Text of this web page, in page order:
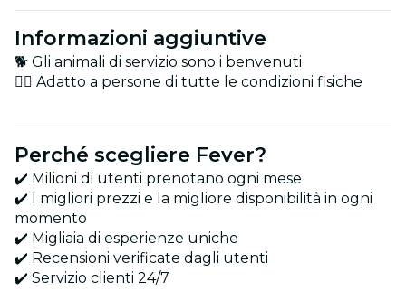
Informazioni aggiuntive
🐕 Gli animali di servizio sono i benvenuti
🏋️‍♂️ Adatto a persone di tutte le condizioni fisiche
Perché scegliere Fever?
✔️ Milioni di utenti prenotano ogni mese
✔️ I migliori prezzi e la migliore disponibilità in ogni
momento
✔️ Migliaia di esperienze uniche
✔️ Recensioni verificate dagli utenti
✔️ Servizio clienti 24/7